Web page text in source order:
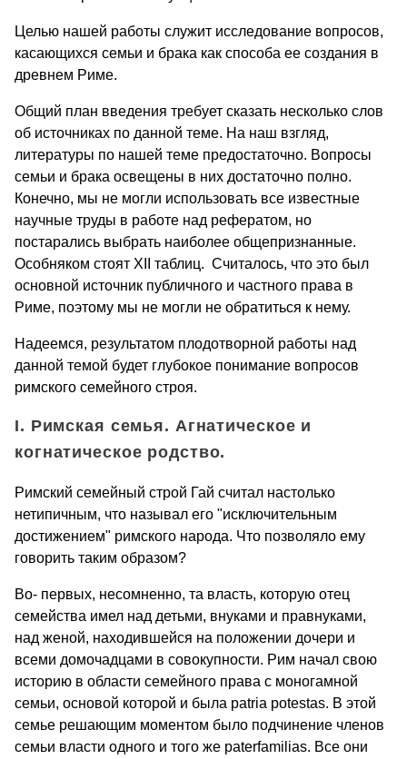
Целью нашей работы служит исследование вопросов,
касающихся семьи и брака как способа ее создания в
древнем Риме.
Общий план введения требует сказать несколько слов
об источниках по данной теме. На наш взгляд,
литературы по нашей теме предостаточно. Вопросы
семьи и брака освещены в них достаточно полно.
Конечно, мы не могли использовать все известные
научные труды в работе над рефератом, но
постарались выбрать наиболее общепризнанные.
Особняком стоят XII таблиц. Считалось, что это был
основной источник публичного и частного права в
Риме, поэтому мы не могли не обратиться к нему.
Надеемся, результатом плодотворной работы над
данной темой будет глубокое понимание вопросов
римского семейного строя.
I. Римская семья. Агнатическое и
когнатическое родство.
Римский семейный строй Гай считал настолько
нетипичным, что называл его "исключительным
достижением" римского народа. Что позволяло ему
говорить таким образом?
Во- первых, несомненно, та власть, которую отец
семейства имел над детьми, внуками и правнуками,
над женой, находившейся на положении дочери и
всеми домочадцами в совокупности. Рим начал свою
историю в области семейного права с моногамной
семьи, основой которой и была patria potestas. В этой
семье решающим моментом было подчинение членов
семьи власти одного и того же paterfamilias. Все они